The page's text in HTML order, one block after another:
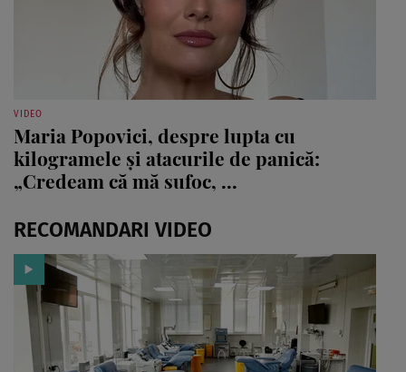
VIDEO
Maria Popovici, despre lupta cu
kilogramele și atacurile de panică:
„Credeam că mă sufoc, ...
RECOMANDARI VIDEO